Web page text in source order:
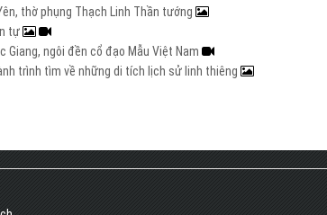
thờ phụng Thạch Linh Thần tướng
tự
Giang, ngôi đền cổ đạo Mẫu Việt Nam
trình tìm về những di tích lịch sử linh thiêng